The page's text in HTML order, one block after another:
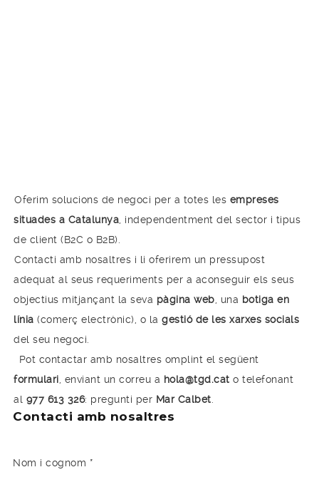
Oferim solucions de negoci per a totes les empreses
situades a Catalunya, independentment del sector i tipus
de client (B2C o B2B).
Contacti amb nosaltres i li oferirem un pressupost
adequat al seus requeriments per a aconseguir els seus
objectius mitjançant la seva pàgina web, una botiga en
línia (comerç electrònic), o la gestió de les xarxes socials
del seu negoci.
Pot contactar amb nosaltres omplint el següent
formulari, enviant un correu a hola@tgd.cat o telefonant
al 977 613 326: pregunti per Mar Calbet.
Contacti amb nosaltres
Nom i cognom *